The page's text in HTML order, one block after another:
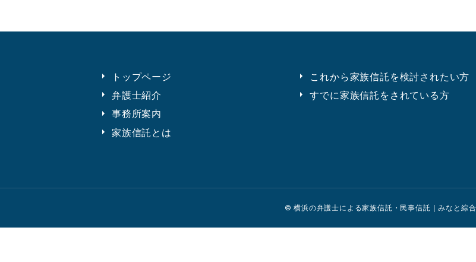
トップページ
弁護士紹介
事務所案内
家族信託とは
これから家族信託を検討されたい方
すでに家族信託をされている方
© 横浜の弁護士による家族信託・民事信託｜みなと綜